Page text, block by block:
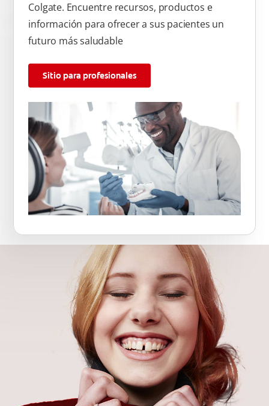
Colgate. Encuentre recursos, productos e
información para ofrecer a sus pacientes un
futuro más saludable
Sitio para profesionales